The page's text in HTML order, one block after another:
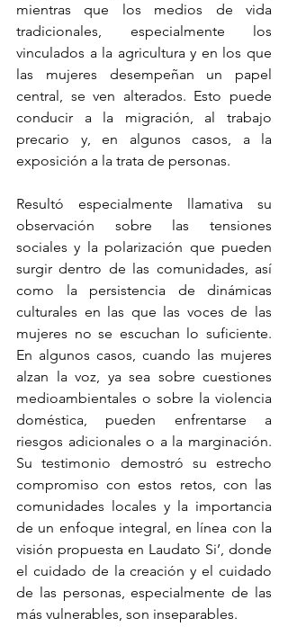
mientras que los medios de vida
tradicionales, especialmente los
vinculados a la agricultura y en los que
las mujeres desempeñan un papel
central, se ven alterados. Esto puede
conducir a la migración, al trabajo
precario y, en algunos casos, a la
exposición a la trata de personas.
Resultó especialmente llamativa su
observación sobre las tensiones
sociales y la polarización que pueden
surgir dentro de las comunidades, así
como la persistencia de dinámicas
culturales en las que las voces de las
mujeres no se escuchan lo suficiente.
En algunos casos, cuando las mujeres
alzan la voz, ya sea sobre cuestiones
medioambientales o sobre la violencia
doméstica, pueden enfrentarse a
riesgos adicionales o a la marginación.
Su testimonio demostró su estrecho
compromiso con estos retos, con las
comunidades locales y la importancia
de un enfoque integral, en línea con la
visión propuesta en Laudato Si’, donde
el cuidado de la creación y el cuidado
de las personas, especialmente de las
más vulnerables, son inseparables.